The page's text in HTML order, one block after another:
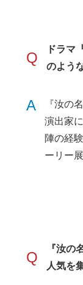
Q
ドラマ
のよう
A
『汝の
演出家
陣の経
ーリー
Q
『汝の
人気を